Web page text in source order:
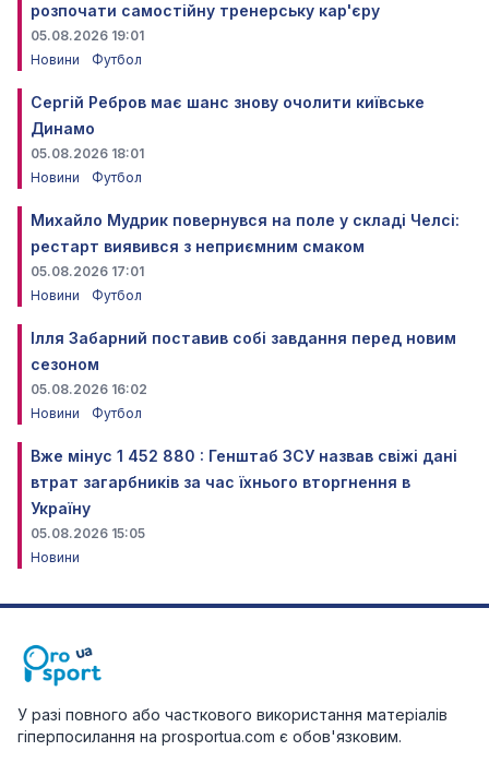
розпочати самостійну тренерську кар'єру
05.08.2026 19:01
Новини
Футбол
Сергій Ребров має шанс знову очолити київське
Динамо
05.08.2026 18:01
Новини
Футбол
Михайло Мудрик повернувся на поле у складі Челсі:
рестарт виявився з неприємним смаком
05.08.2026 17:01
Новини
Футбол
Ілля Забарний поставив собі завдання перед новим
сезоном
05.08.2026 16:02
Новини
Футбол
Вже мінус 1 452 880 : Генштаб ЗСУ назвав свіжі дані
втрат загарбників за час їхнього вторгнення в
Україну
05.08.2026 15:05
Новини
У разі повного або часткового використання матеріалів
гіперпосилання на prosportua.com є обов'язковим.